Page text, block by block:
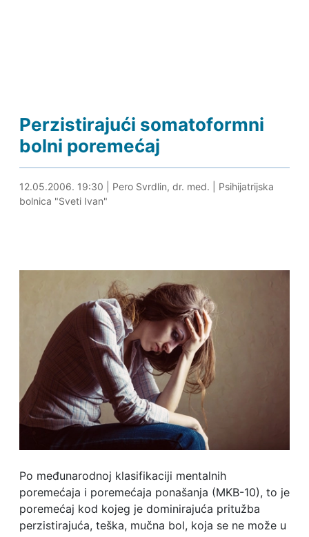
Perzistirajući somatoformni
bolni poremećaj
30.08.2019. 00:09
12.05.2006. 19:30 Pero Svrdlin, dr. med.
Psihijatrijska
bolnica "Sveti Ivan"
Po međunarodnoj klasifikaciji mentalnih
poremećaja i poremećaja ponašanja (MKB-10), to je
poremećaj kod kojeg je dominirajuća pritužba
perzistirajuća, teška, mučna bol, koja se ne može u